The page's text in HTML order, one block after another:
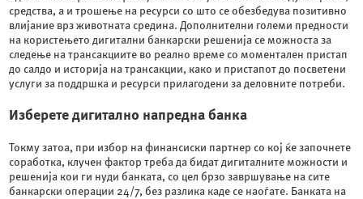
средства, а и трошење на ресурси со што се обезбедува позитивно
влијание врз животната средина. Дополнителни големи предности
на користењето дигитални банкарски решенија се можноста за
следење на трансакциите во реално време со моментален пристап
до салдо и историја на трансакции, како и пристапот до посветени
услуги за поддршка и ресурси прилагодени за деловните потреби.
Изберете дигитално напредна банка
Токму затоа, при избор на финансиски партнер со кој ќе започнете
соработка, клучен фактор треба да бидат дигиталните можности и
решенија кои ги нуди банката, со цел брзо завршување на сите
банкарски операции 24/7, без разлика каде се наоѓате. Банката на